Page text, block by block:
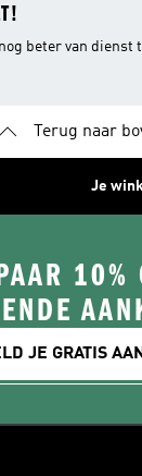
beter van dienst
Terug naar
Je
10%
JE GRATIS AAN